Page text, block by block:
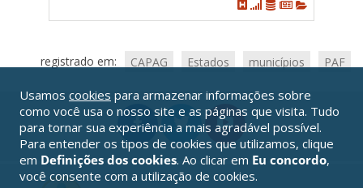
registrado em: CAPAG Estados municípios PAF
Usamos cookies para armazenar informações sobre
como você usa o nosso site e as páginas que visita. Tudo
para tornar sua experiência a mais agradável possível.
Para entender os tipos de cookies que utilizamos, clique
em Definições dos cookies. Ao clicar em Eu concordo,
você consente com a utilização de cookies.